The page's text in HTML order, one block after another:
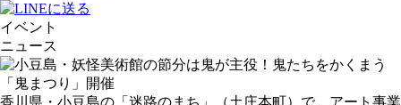
イベント
ニュース
香川県・小豆島の「迷路のまち」（土庄本町）で、アート事業